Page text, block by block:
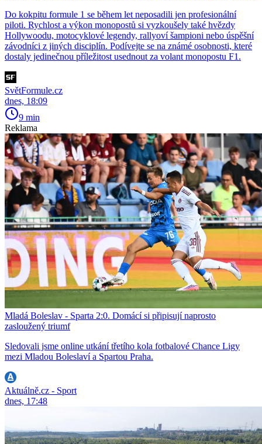
Do kokpitu formule 1 se během let neposadili jen profesionální
piloti. Rychlost a výkon monopostů si vyzkoušely také hvězdy
Hollywoodu, motocyklové legendy, rallyoví šampioni nebo úspěšní
závodníci z jiných disciplín. Podívejte se na známé osobnosti, které
dostaly jedinečnou příležitost usednout za volant monopostu F1.
SvětFormule.cz
dnes, 18:09
9 min
Reklama
Mladá Boleslav - Sparta 2:0. Domácí si připisují naprosto
zasloužený triumf
Sledovali jsme online utkání třetího kola fotbalové Chance Ligy
mezi Mladou Boleslaví a Spartou Praha.
Aktuálně.cz - Sport
dnes, 17:48